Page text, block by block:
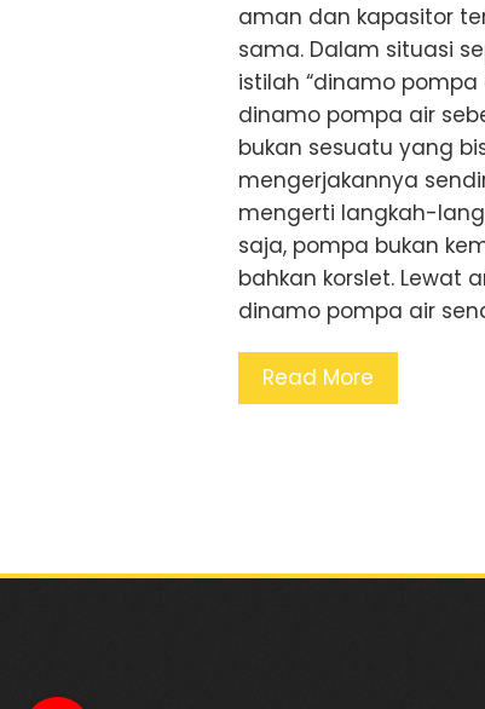
aman dan kapasitor
sama. Dalam situasi
istilah “dinamo
dinamo pompa air
bukan sesuatu yang
mengerjakannya
mengerti langkah-
saja, pompa bukan
bahkan korslet. Lewat
dinamo pompa air
Read More